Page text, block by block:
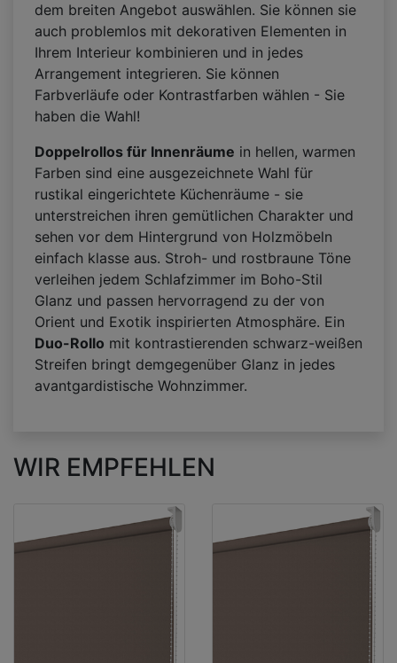
dem breiten Angebot auswählen. Sie können sie
auch problemlos mit dekorativen Elementen in
Ihrem Interieur kombinieren und in jedes
Arrangement integrieren. Sie können
Farbverläufe oder Kontrastfarben wählen - Sie
haben die Wahl!
Doppelrollos für Innenräume in hellen, warmen
Farben sind eine ausgezeichnete Wahl für
rustikal eingerichtete Küchenräume - sie
unterstreichen ihren gemütlichen Charakter und
sehen vor dem Hintergrund von Holzmöbeln
einfach klasse aus. Stroh- und rostbraune Töne
verleihen jedem Schlafzimmer im Boho-Stil
Glanz und passen hervorragend zu der von
Orient und Exotik inspirierten Atmosphäre. Ein
Duo-Rollo mit kontrastierenden schwarz-weißen
Streifen bringt demgegenüber Glanz in jedes
avantgardistische Wohnzimmer.
WIR EMPFEHLEN